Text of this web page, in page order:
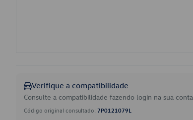
Verifique a compatibilidade
Consulte a compatibilidade fazendo login na sua
Código original consultado: 7P0121079L